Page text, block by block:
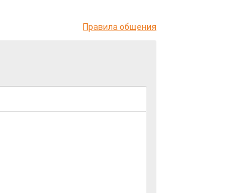
Правила общения